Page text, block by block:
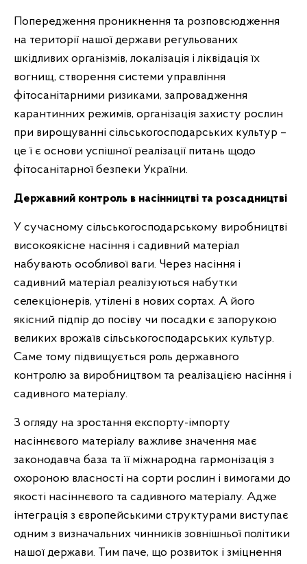
Попередження проникнення та розповсюдження
на території нашої держави регульованих
шкідливих організмів, локалізація і ліквідація їх
вогнищ, створення системи управління
фітосанітарними ризиками, запровадження
карантинних режимів, організація захисту рослин
при вирощуванні сільськогосподарських культур –
це ї є основи успішної реалізації питань щодо
фітосанітарної безпеки України.
Державний контроль в насінництві та розсадництві
У сучасному сільськогосподарському виробництві
високоякісне насіння і садивний матеріал
набувають особливої ваги. Через насіння і
садивний матеріал реалізуються набутки
селекціонерів, утілені в нових сортах. А його
якісний підпір до посіву чи посадки є запорукою
великих врожаїв сільськогосподарських культур.
Саме тому підвищується роль державного
контролю за виробництвом та реалізацією насіння і
садивного матеріалу.
З огляду на зростання експорту-імпорту
насіннєвого матеріалу важливе значення має
законодавча база та її міжнародна гармонізація з
охороною власності на сорти рослин і вимогами до
якості насіннєвого та садивного матеріалу. Адже
інтеграція з європейськими структурами виступає
одним з визначальних чинників зовнішньої політики
нашої держави. Тим паче, що розвиток і зміцнення